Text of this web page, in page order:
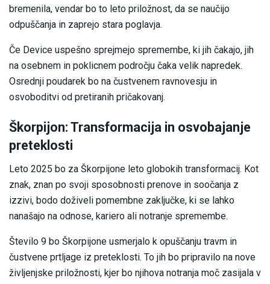
bremenila, vendar bo to leto priložnost, da se naučijo
odpuščanja in zaprejo stara poglavja.
Če Device uspešno sprejmejo spremembe, ki jih čakajo, jih
na osebnem in poklicnem področju čaka velik napredek.
Osrednji poudarek bo na čustvenem ravnovesju in
osvoboditvi od pretiranih pričakovanj.
Škorpijon: Transformacija in osvobajanje
preteklosti
Leto 2025 bo za Škorpijone leto globokih transformacij. Kot
znak, znan po svoji sposobnosti prenove in soočanja z
izzivi, bodo doživeli pomembne zaključke, ki se lahko
nanašajo na odnose, kariero ali notranje spremembe.
Število 9 bo Škorpijone usmerjalo k opuščanju travm in
čustvene prtljage iz preteklosti. To jih bo pripravilo na nove
življenjske priložnosti, kjer bo njihova notranja moč zasijala v